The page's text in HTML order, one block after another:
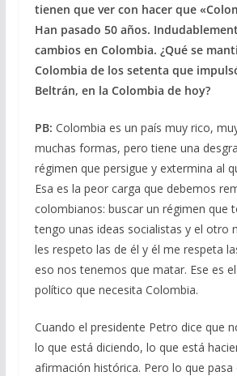
tienen que ver con hacer que
Han pasado 50 años.
cambios en Colombia. ¿Qué se
Colombia de los setenta que
Beltrán, en la Colombia de hoy?
PB: Colombia es un país muy rico,
muchas formas, pero tiene una
régimen que persigue y extermina al
Esa es la peor carga que debemos
colombianos: buscar un régimen que
tengo unas ideas socialistas y el otro
les respeto las de él y él me respeta
eso nos tenemos que matar. Ese es
político que necesita Colombia.
Cuando el presidente Petro dice que
lo que está diciendo, lo que está
afirmación histórica. Pero lo que pasa